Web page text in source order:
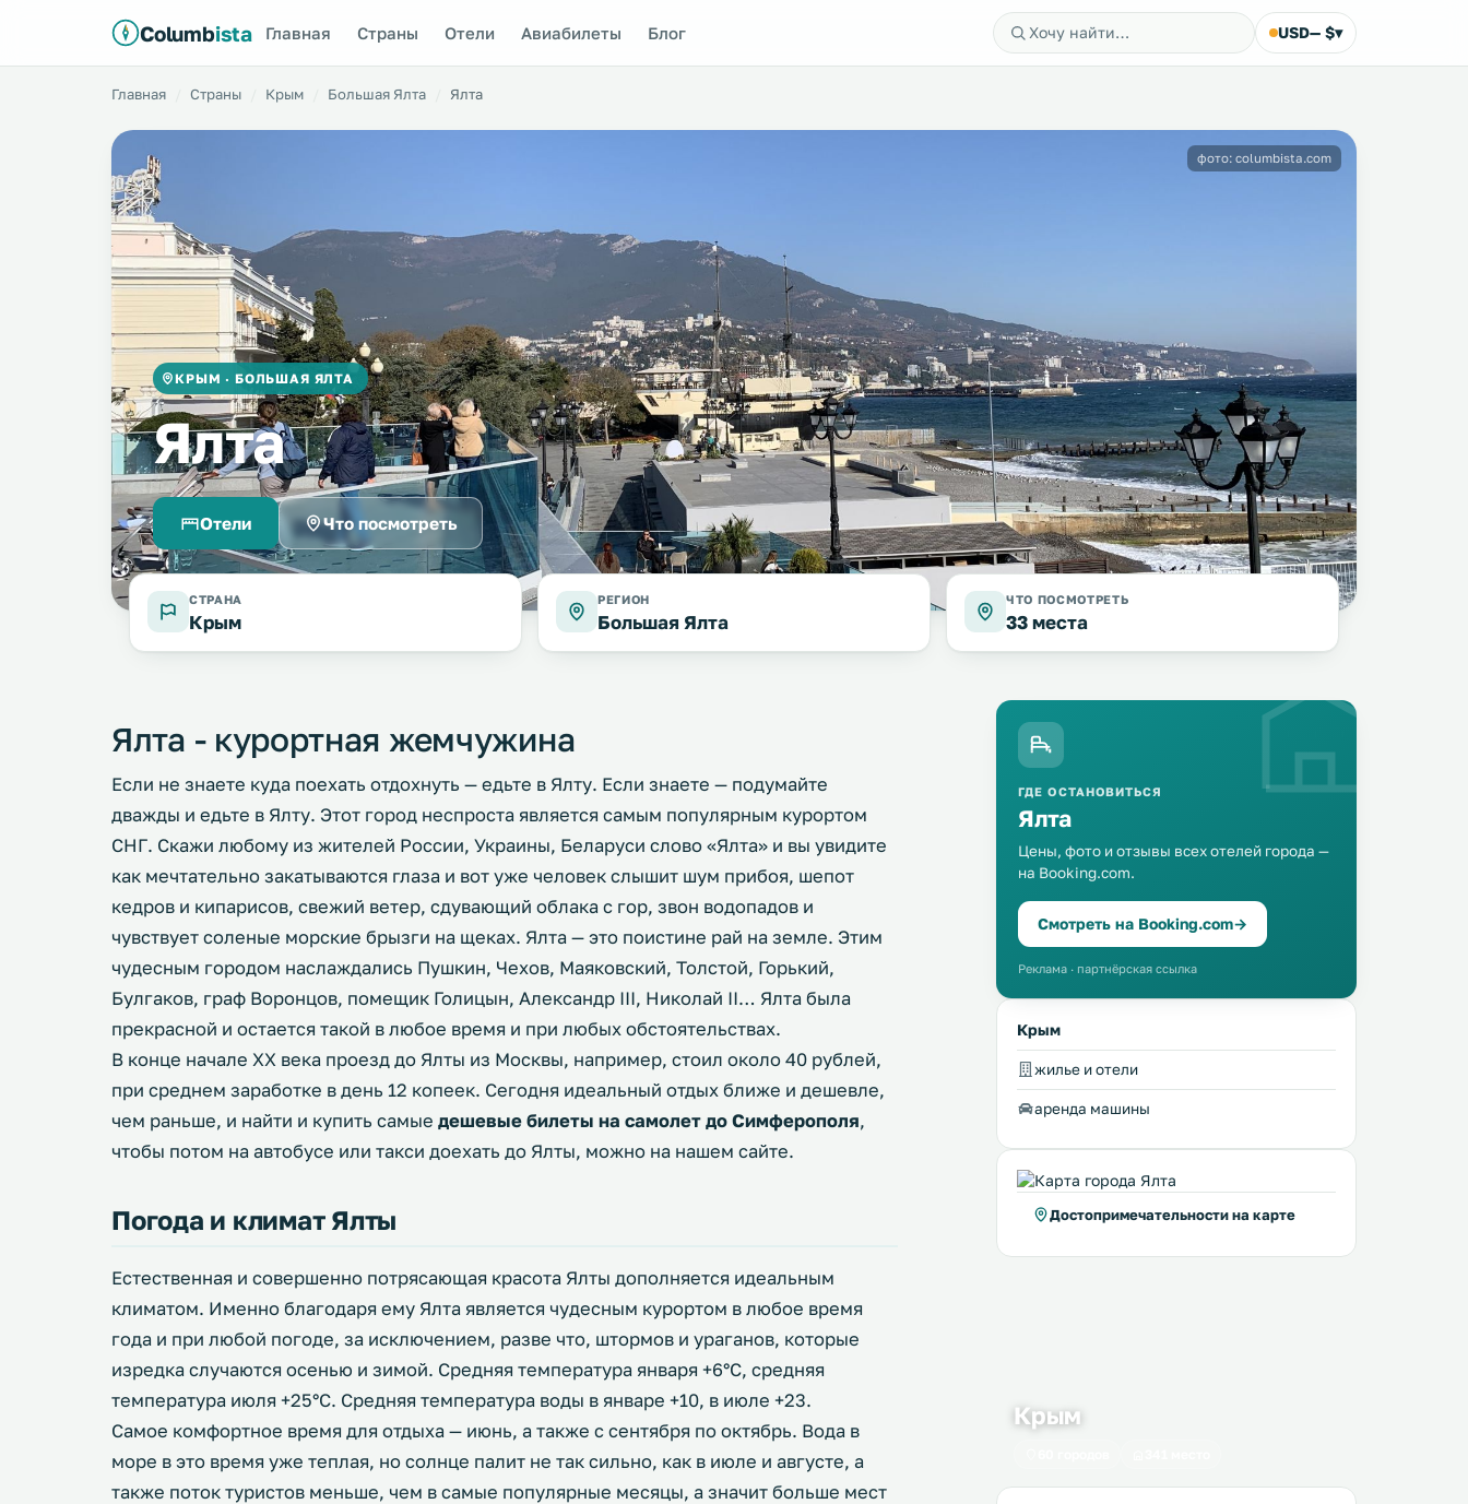
Columbista Главная Страны Отели Авиабилеты Блог USD— $▾
Главная Страны Крым Большая Ялта Ялта
КРЫМ · БОЛЬШАЯ ЯЛТА
Ялта
Отели Что посмотреть
фото: columbista.com
СТРАНА
Крым
РЕГИОН
Большая Ялта
ЧТО ПОСМОТРЕТЬ
33 места
Ялта - курортная жемчужина
Если не знаете куда поехать отдохнуть — едьте в Ялту. Если знаете — подумайте
дважды и едьте в Ялту. Этот город неспроста является самым популярным курортом
СНГ. Скажи любому из жителей России, Украины, Беларуси слово «Ялта» и вы увидите
как мечтательно закатываются глаза и вот уже человек слышит шум прибоя, шепот
кедров и кипарисов, свежий ветер, сдувающий облака с гор, звон водопадов и
чувствует соленые морские брызги на щеках. Ялта — это поистине рай на земле. Этим
чудесным городом наслаждались Пушкин, Чехов, Маяковский, Толстой, Горький,
Булгаков, граф Воронцов, помещик Голицын, Александр III, Николай II… Ялта была
прекрасной и остается такой в любое время и при любых обстоятельствах.
В конце начале XX века проезд до Ялты из Москвы, например, стоил около 40 рублей,
при среднем заработке в день 12 копеек. Сегодня идеальный отдых ближе и дешевле,
чем раньше, и найти и купить самые дешевые билеты на самолет до Симферополя,
чтобы потом на автобусе или такси доехать до Ялты, можно на нашем сайте.
Погода и климат Ялты
Естественная и совершенно потрясающая красота Ялты дополняется идеальным
климатом. Именно благодаря ему Ялта является чудесным курортом в любое время
года и при любой погоде, за исключением, разве что, штормов и ураганов, которые
изредка случаются осенью и зимой. Средняя температура января +6°C, средняя
температура июля +25°C. Средняя температура воды в январе +10, в июле +23.
Самое комфортное время для отдыха — июнь, а также с сентября по октябрь. Вода в
море в это время уже теплая, но солнце палит не так сильно, как в июле и августе, а
также поток туристов меньше, чем в самые популярные месяцы, а значит больше мест
ГДЕ ОСТАНОВИТЬСЯ
Ялта
Цены, фото и отзывы всех отелей города —
на Booking.com.
Смотреть на Booking.com→
Реклама · партнёрская ссылка
Крым
жилье и отели
аренда машины
Достопримечательности на карте
Крым